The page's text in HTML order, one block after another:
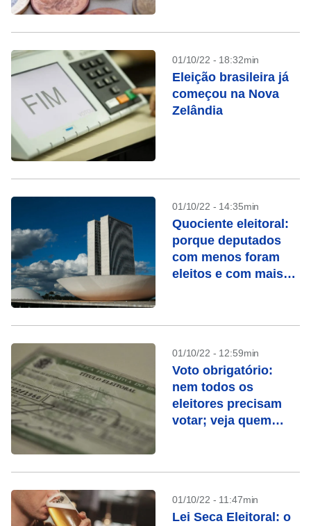
01/10/22 - 18:32min
Eleição brasileira já
começou na Nova
Zelândia
01/10/22 - 14:35min
Quociente eleitoral:
porque deputados
com menos foram
eleitos e com mais
01/10/22 - 12:59min
Voto obrigatório:
nem todos os
eleitores precisam
votar; veja quem
01/10/22 - 11:47min
Lei Seca Eleitoral: o